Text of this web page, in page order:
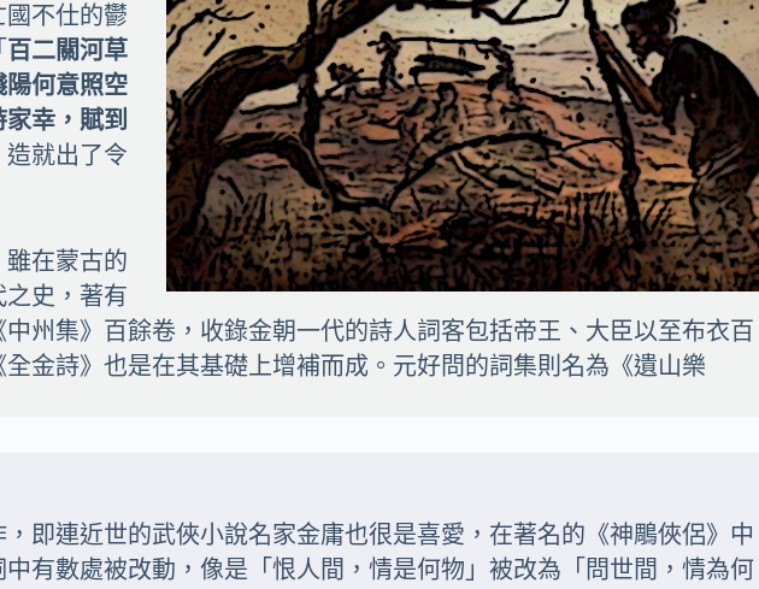
不仕的鬱
百二關河草
陽何意照空
家幸，賦到
就出了令
在蒙古的
史，著有
州集》百餘卷，收錄金朝一代的詩人詞客包括帝王、大臣以至布衣百
全金詩》也是在其基礎上增補而成。元好問的詞集則名為《遺山樂
即連近世的武俠小說名家金庸也很是喜愛，在著名的《神鵰俠侶》中
有數處被改動，像是「恨人間，情是何物」被改為「問世間，情為何